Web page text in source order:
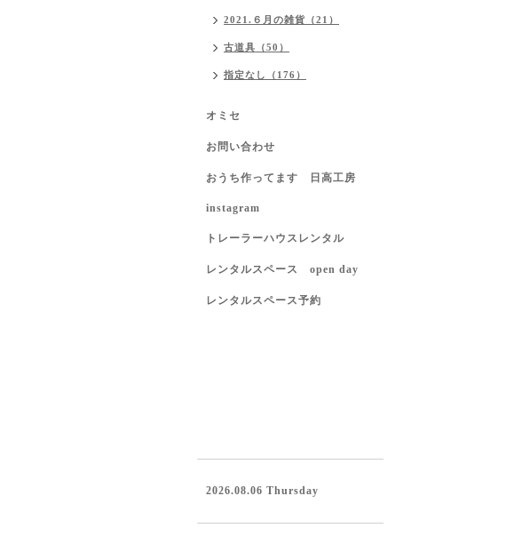
2021.６月の雑貨（21）
古道具（50）
指定なし（176）
オミセ
お問い合わせ
おうち作ってます 日高工房
instagram
トレーラーハウスレンタル
レンタルスペース open day
レンタルスペース予約
2026.08.06 Thursday